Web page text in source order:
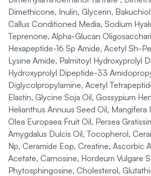
Dimethicone, Inulin, Glycerin,
Callus Conditioned Media, Sodium
Teprenone, Alpha-Glucan
Hexapeptide-16 Sp Amide, Acetyl Sh-
Lysine Amide, Palmitoyl Hydroxyprolyl
Hydroxyprolyl Dipeptide-33
Diglycolpropylamine, Acetyl
Elastin, Glycine Soja Oil, Gossypium
Helianthus Annuus Seed Oil, Mangifera
Olea Europaea Fruit Oil, Persea
Amygdalus Dulcis Oil, Tocopherol,
Np, Ceramide Eop, Creatine, Ascorbic
Acetate, Carnosine, Hordeum Vulgare
Phytosphingosine, Cholesterol,